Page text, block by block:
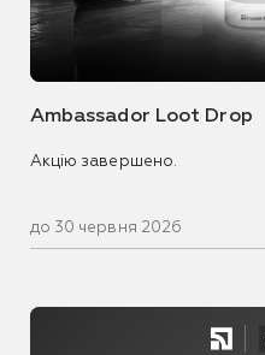
Ambassador Loot Drop
Акцію завершено.
до 30 червня 2026